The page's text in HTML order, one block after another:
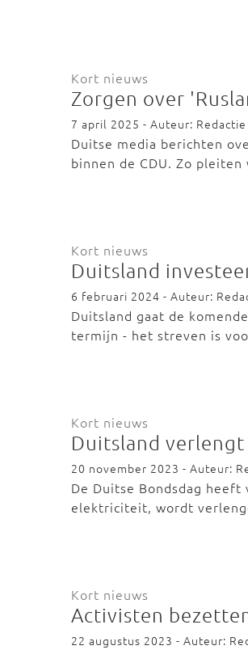
Kort nieuws
Zorgen over
7 april 2025 - Auteur:
Duitse media berichten
binnen de CDU. Zo
Kort nieuws
Duitsland
6 februari 2024 - Auteur:
Duitsland gaat de
termijn - het streven is
Kort nieuws
Duitsland
20 november 2023 - Auteur:
De Duitse Bondsdag
elektriciteit, wordt
Kort nieuws
Activisten
22 augustus 2023 - Auteur: